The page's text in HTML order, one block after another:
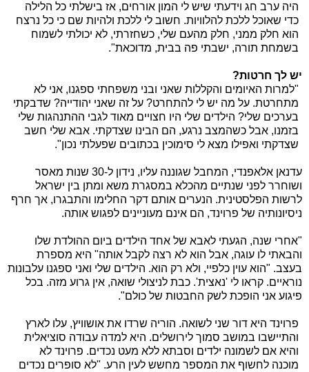
היה ערב חג וידעתי שיש לי המון אורחים, אז בישלתי כל הלילה
כדי שאוכל ללכת להלוויות. חשוב לי ללכת ולהיות שם כי כל נרצח
הוא חלק ממני, חלק מהעם שלי, כשחזרתי, לא יכולתי לשמוח
בשמחת תורה, ישבתי פה בבית, מדוכאת".
יש לך חרטות?
"למרות האיומים והקללות שאני ובני משפחתי ספגנו, אני לא
מתחרטת. על מה יש לי להתחרט? על זה שאני יהודייה? שדבקתי
בערכים שלי? הילדים שלי היו חצויים מאוד לגבי ההתנהגות שלי
בזמנו, אבל כשהמצב נרגע, הם הבינו שצדקתי. אבא שלי חשב
שצדקתי ואפילו מצא לי סימוכין בכתובים שפעלתי נכון".
עדנאן אלאפנדי, המחבל שגוננה עליו, נידון ל-30 שנות מאסר
ושוחרר לפני שנתיים מהכלא במסגרת משא ומתן בין ישראל
לרשות הפלסטינית. הנערים אותם דקר החלימו והתבגרו, אך חרף
ניסיונותיה של פרוינד, הם אינם מעוניינים לפגוש אותה.
"אחרי שנה, הגעתי לאבא של אחד הילדים ביום ההולדת שלו
והבאתי לו עוגה, אבל הוא לא רצה לקבל אותה" היא מספרת
בעצב. "הוא עוין כלפיי, ולא רק הוא. הילדים שלי ואני ספגנו עלבונות
נוראיים. קראו לי 'נאצית'. כבת לניצולי שואה, אין גרוע מזה. בכל
פיגוע אני הופכת לשק החבטות של כולם".
פרוינד היא דור שני לשואה. הוריה שרדו את אושוויץ, עלו לארץ
והתיישבו במושב סמוך לירושלים. היא למדה עבודה סוציאלית
והיא אם לשמונה ילדים וסבתא ללא מעט נכדים. פרוינד לא
מוכנה לחשוף את המספר מחשש לעין הרע. "לא סופרים נכדים